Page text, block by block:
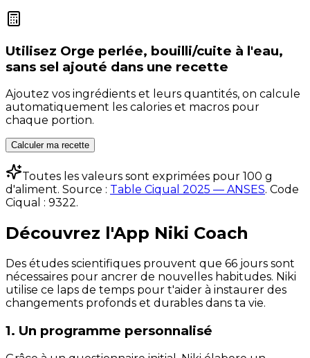
Utilisez Orge perlée, bouilli/cuite à l'eau,
sans sel ajouté dans une recette
Ajoutez vos ingrédients et leurs quantités, on calcule
automatiquement les calories et macros pour
chaque portion.
Calculer ma recette
Toutes les valeurs sont exprimées pour 100 g
d'aliment. Source : Table Ciqual 2025 — ANSES. Code
Ciqual : 9322.
Découvrez l'App Niki Coach
Des études scientifiques prouvent que 66 jours sont
nécessaires pour ancrer de nouvelles habitudes. Niki
utilise ce laps de temps pour t'aider à instaurer des
changements profonds et durables dans ta vie.
1. Un programme personnalisé